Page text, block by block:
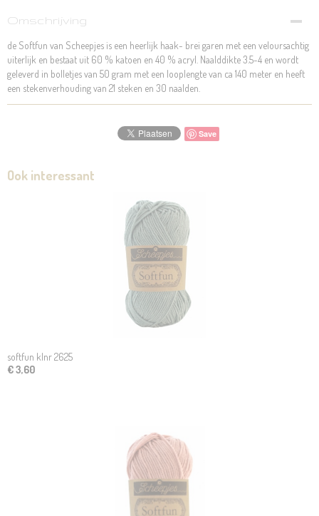
Omschrijving
de Softfun van Scheepjes is een heerlijk haak- brei garen met een veloursachtig
uiterlijk en bestaat uit 60 % katoen en 40 % acryl. Naalddikte 3.5-4 en wordt
geleverd in bolletjes van 50 gram met een looplengte van ca 140 meter en heeft
een stekenverhouding van 21 steken en 30 naalden.
Save
Ook interessant
softfun klnr 2625
€ 3,60